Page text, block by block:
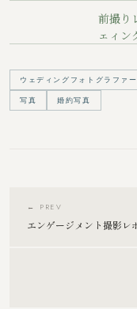
前撮り
ェィン
ウェディングフォトグラファー
写真
婚約写真
← PREV
エンゲージメント撮影レ